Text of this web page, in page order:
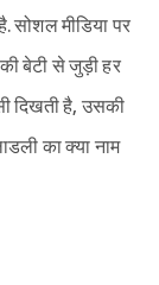
सोशल मीडिया पर
बेटी से जुड़ी हर
दिखती है, उसकी
का क्या नाम